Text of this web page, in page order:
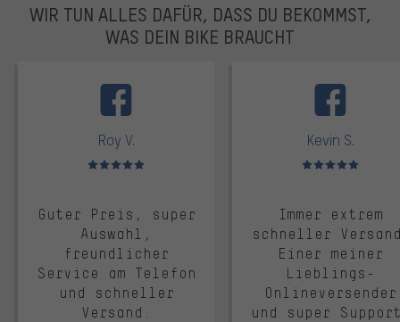
WIR TUN ALLES DAFÜR, DASS DU BEKOMMST,
WAS DEIN BIKE BRAUCHT
Roy V.
Bewertungen: 5 von 5
Guter Preis, super
Auswahl,
freundlicher
Service am Telefon
und schneller
Versand.
Kevin S.
Bewertungen: 5 von 5
Immer extrem
schneller
Einer meiner
Lieblings-
Onlineversender
und super